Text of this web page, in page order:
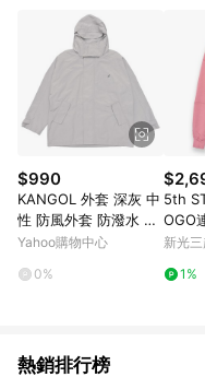
貨後 45 天後發送。 8. 群眾
運費，攤位費等不具贈點資
顏色、價位、贈品如與
Pinkoi 購物商品資訊頁及購
則請以點數紅包活動說明為
頁面後才首次下載 Pinkoi
上，首次下載 Pinkoi APP
面，方享導購資格。
$990
KANGOL 外套 深灰 中
性 防風外套 防潑水 防
油 6255142110
Yahoo購物中心
0%
5th
OGO
新光
1%
熱銷排行榜